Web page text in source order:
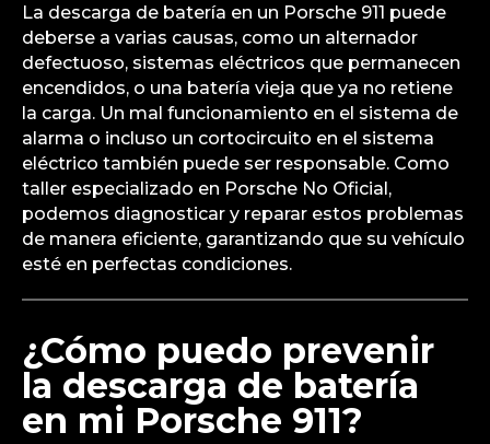
La descarga de batería en un Porsche 911 puede
deberse a varias causas, como un alternador
defectuoso, sistemas eléctricos que permanecen
encendidos, o una batería vieja que ya no retiene
la carga. Un mal funcionamiento en el sistema de
alarma o incluso un cortocircuito en el sistema
eléctrico también puede ser responsable. Como
taller especializado en Porsche No Oficial,
podemos diagnosticar y reparar estos problemas
de manera eficiente, garantizando que su vehículo
esté en perfectas condiciones.
¿Cómo puedo prevenir
la descarga de batería
en mi Porsche 911?